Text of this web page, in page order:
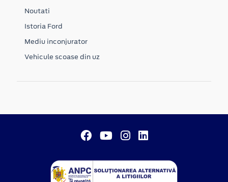
Noutati
Istoria Ford
Mediu inconjurator
Vehicule scoase din uz